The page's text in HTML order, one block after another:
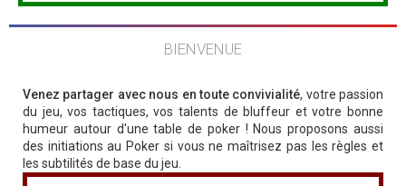
BIENVENUE
Venez partager avec nous en toute convivialité, votre passion
du jeu, vos tactiques, vos talents de bluffeur et votre bonne
humeur autour d'une table de poker ! Nous proposons aussi
des initiations au Poker si vous ne maîtrisez pas les règles et
les subtilités de base du jeu.